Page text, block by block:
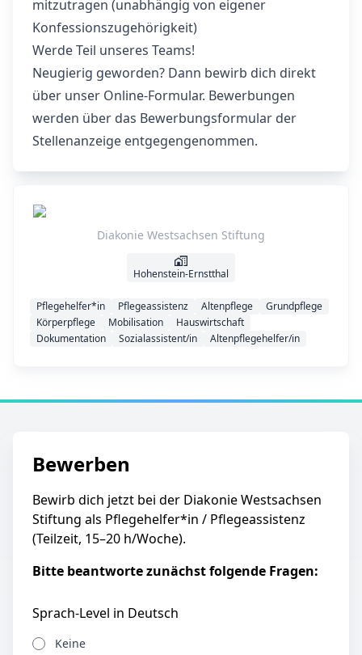
mitzutragen (unabhängig von eigener
Konfessionszugehörigkeit)
Werde Teil unseres Teams!
Neugierig geworden? Dann bewirb dich direkt
über unser Online‑Formular. Bewerbungen
werden über das Bewerbungsformular der
Stellenanzeige entgegengenommen.
Diakonie Westsachsen Stiftung
Hohenstein-Ernstthal
Pflegehelfer*in Pflegeassistenz Altenpflege
Grundpflege
Körperpflege
Mobilisation
Hauswirtschaft
Dokumentation
Sozialassistent/in Altenpflegehelfer/in
Bewerben
Bewirb dich jetzt bei der Diakonie Westsachsen
Stiftung als Pflegehelfer*in / Pflegeassistenz
(Teilzeit, 15–20 h/Woche).
Bitte beantworte zunächst folgende Fragen:
Sprach-Level in Deutsch
Keine